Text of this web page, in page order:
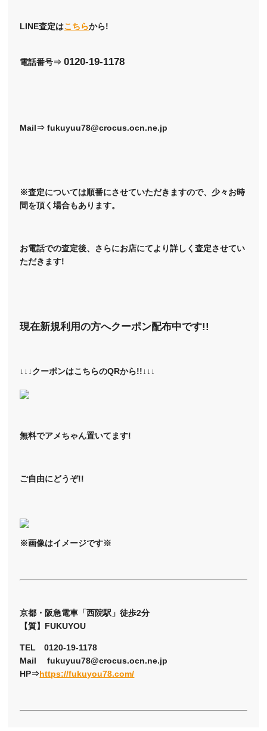
LINE査定はこちらから!
電話番号⇒0120-19-1178
Mail⇒ fukuyuu78@crocus.ocn.ne.jp
※査定については順番にさせていただきますので、少々お時
間を頂く場合もあります。
お電話での査定後、さらにお店にてより詳しく査定させてい
ただきます!
現在新規利用の方へクーポン配布中です!!
↓↓↓クーポンはこちらのQRから!!↓↓↓
無料でアメちゃん置いてます!
ご自由にどうぞ!!
※画像はイメージです※
京都・阪急電車「西院駅」徒歩2分
【質】FUKUYOU
TEL 0120-19-1178
Mail fukuyuu78@crocus.ocn.ne.jp
HP⇒https://fukuyou78.com/